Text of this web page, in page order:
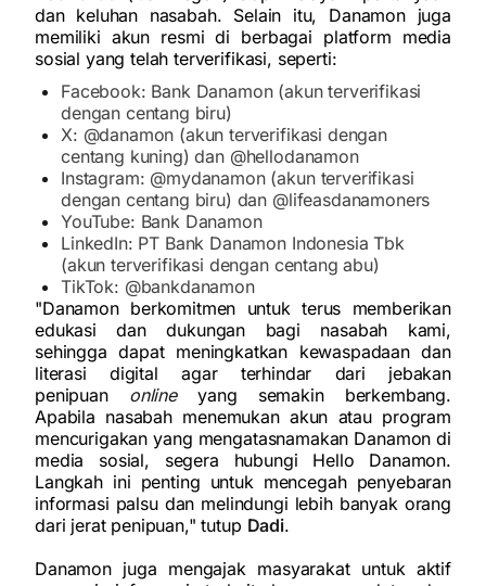
dan keluhan nasabah. Selain itu, Danamon juga
memiliki akun resmi di berbagai platform media
sosial yang telah terverifikasi, seperti:
Facebook: Bank Danamon (akun terverifikasi
dengan centang biru)
X: @danamon (akun terverifikasi dengan
centang kuning) dan @hellodanamon
Instagram: @mydanamon (akun terverifikasi
dengan centang biru) dan @lifeasdanamoners
YouTube: Bank Danamon
LinkedIn: PT Bank Danamon Indonesia Tbk
(akun terverifikasi dengan centang abu)
TikTok: @bankdanamon
"Danamon berkomitmen untuk terus memberikan
edukasi dan dukungan bagi nasabah kami,
sehingga dapat meningkatkan kewaspadaan dan
literasi digital agar terhindar dari jebakan
penipuan onlineyang semakin berkembang.
Apabila nasabah menemukan akun atau program
mencurigakan yang mengatasnamakan Danamon di
media sosial, segera hubungi Hello Danamon.
Langkah ini penting untuk mencegah penyebaran
informasi palsu dan melindungi lebih banyak orang
dari jerat penipuan," tutup Dadi.
Danamon juga mengajak masyarakat untuk aktif